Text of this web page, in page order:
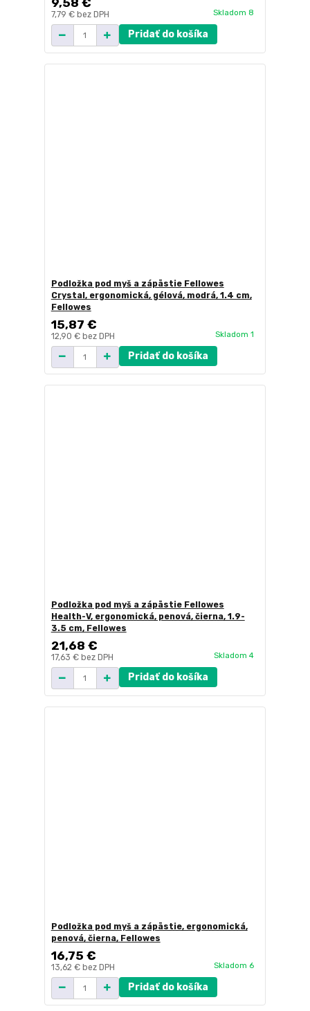
9,58 €
7,79 € bez DPH Skladom 8
Pridať do košíka
Podložka pod myš a zápästie Fellowes
Crystal, ergonomická, gélová, modrá, 1.4 cm,
Fellowes
15,87 €
12,90 € bez DPH Skladom 1
Pridať do košíka
Podložka pod myš a zápästie Fellowes
Health-V, ergonomická, penová, čierna, 1.9-
3.5 cm, Fellowes
21,68 €
17,63 € bez DPH Skladom 4
Pridať do košíka
Podložka pod myš a zápästie, ergonomická,
penová, čierna, Fellowes
16,75 €
13,62 € bez DPH Skladom 6
Pridať do košíka